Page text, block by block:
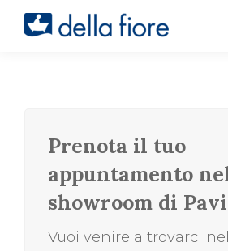
Prenota il tuo
appuntamento
showroom di
Vuoi venire a trovarci